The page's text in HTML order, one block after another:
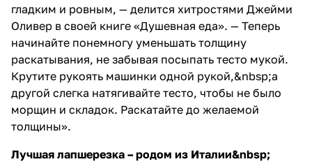
гладким и ровным, — делится хитростями Джейми
Оливер в своей книге «Душевная еда». — Теперь
начинайте понемногу уменьшать толщину
раскатывания, не забывая посыпать тесто мукой.
Крутите рукоять машинки одной рукой,&nbsp;а
другой слегка натягивайте тесто, чтобы не было
морщин и складок. Раскатайте до желаемой
толщины».
Лучшая лапшерезка – родом из Италии&nbsp;